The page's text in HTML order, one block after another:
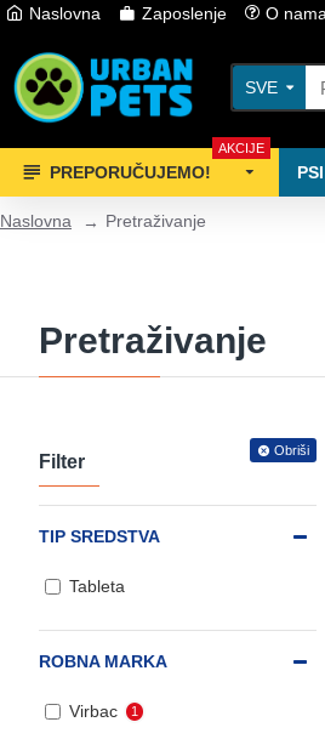
Naslovna Zaposlenje O nama
SVE
PREPORUČUJEMO!
AKCIJE
PSI
Naslovna Pretraživanje
Pretraživanje
Filter
Obriši
TIP SREDSTVA
Tableta
ROBNA MARKA
Virbac 1